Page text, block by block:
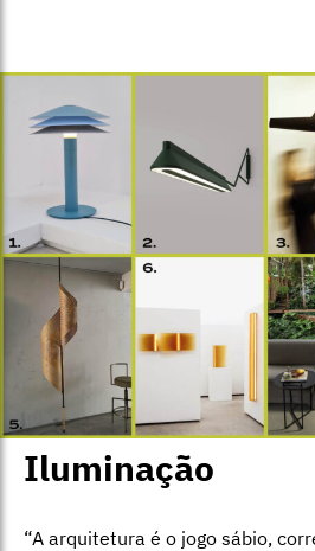
Iluminação
“A arquitetura é o jogo sábio,